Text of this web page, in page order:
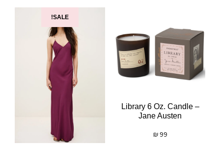
Library 6 Oz. Candle –
Jane Austen
99
₪
SALE!